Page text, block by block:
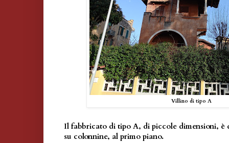
Villino di tipo A
Il fabbricato di tipo A, di piccole dimensioni,
su colonnine, al primo piano.